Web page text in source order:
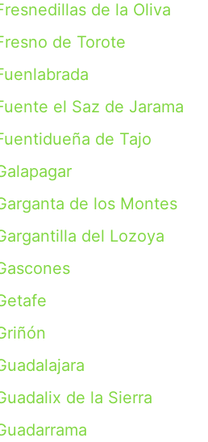
de la Oliva
de Torote
el Saz de Jarama
de Tajo
de los Montes
del Lozoya
de la Sierra